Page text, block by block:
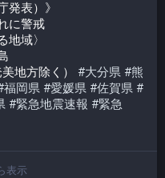
発表）》
に警戒
地域〉
美地方除く） #大分県 #熊
福岡県 #愛媛県 #佐賀県 #
#緊急地震速報 #緊急
表示